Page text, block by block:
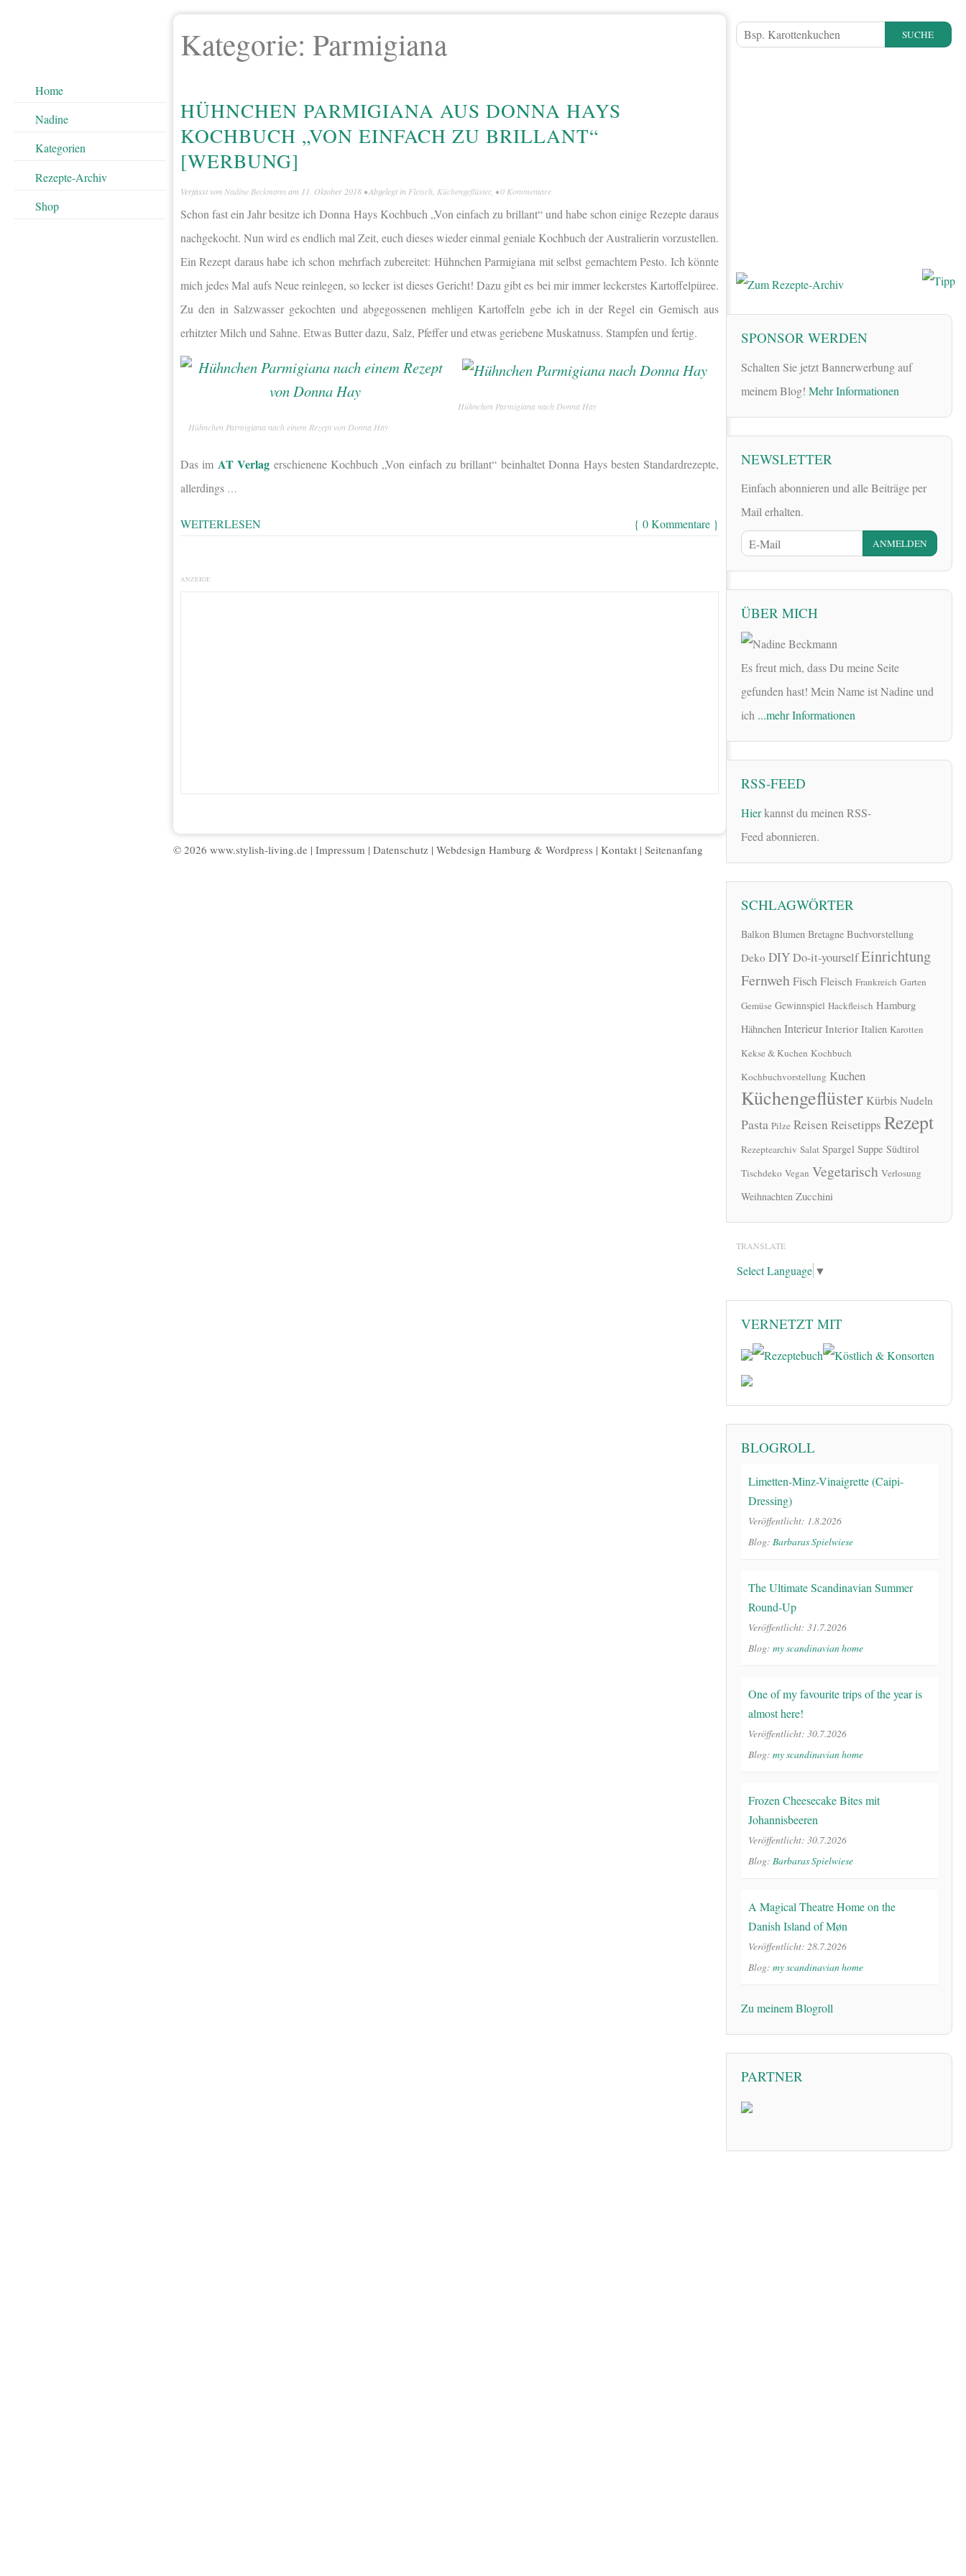
Home
Nadine
Kategorien
Rezepte-Archiv
Shop
Kategorie: Parmigiana
HÜHNCHEN PARMIGIANA AUS DONNA HAYS
KOCHBUCH „VON EINFACH ZU BRILLANT“
[WERBUNG]
Verfasst von Nadine Beckmann am 11. Oktober 2018 • Abgelegt in Fleisch, Küchengeflüster, •0 Kommentare
Schon fast ein Jahr besitze ich Donna Hays Kochbuch „Von einfach zu brillant“ und habe schon einige Rezepte daraus
nachgekocht. Nun wird es endlich mal Zeit, euch dieses wieder einmal geniale Kochbuch der Australierin vorzustellen.
Ein Rezept daraus habe ich schon mehrfach zubereitet: Hühnchen Parmigiana mit selbst gemachtem Pesto. Ich könnte
mich jedes Mal aufs Neue reinlegen, so lecker ist dieses Gericht! Dazu gibt es bei mir immer leckerstes Kartoffelpüree.
Zu den in Salzwasser gekochten und abgegossenen mehligen Kartoffeln gebe ich in der Regel ein Gemisch aus
erhitzter Milch und Sahne. Etwas Butter dazu, Salz, Pfeffer und etwas geriebene Muskatnuss. Stampfen und fertig.
Hühnchen Parmigiana nach einem Rezept von Donna Hay
Hühnchen Parmigiana nach Donna Hay
Das im AT Verlag erschienene Kochbuch „Von einfach zu brillant“ beinhaltet Donna Hays besten Standardrezepte,
allerdings …
WEITERLESEN { 0 Kommentare }
ANZEIGE
© 2026 www.stylish-living.de | Impressum | Datenschutz | Webdesign Hamburg & Wordpress | Kontakt | Seitenanfang
SUCHE
SPONSOR WERDEN
Schalten Sie jetzt Bannerwerbung auf
meinem Blog! Mehr Informationen
NEWSLETTER
Einfach abonnieren und alle Beiträge per
Mail erhalten.
ÜBER MICH
Es freut mich, dass Du meine Seite
gefunden hast! Mein Name ist Nadine und
ich ...mehr Informationen
RSS-FEED
Hierkannst du meinen RSS-
Feed abonnieren.
SCHLAGWÖRTER
Balkon Blumen Bretagne Buchvorstellung
Deko DIYDo-it-yourselfEinrichtung
FernwehFischFleisch Frankreich Garten
Gemüse Gewinnspiel Hackfleisch Hamburg
Hähnchen Interieur Interior Italien Karotten
Kekse & Kuchen Kochbuch
Kochbuchvorstellung Kuchen
Küchengeflüster KürbisNudeln
Pasta Pilze Reisen Reisetipps Rezept
Rezeptearchiv Salat Spargel Suppe Südtirol
Tischdeko Vegan Vegetarisch Verlosung
Weihnachten Zucchini
TRANSLATE
Select Language ▼
VERNETZT MIT
BLOGROLL
Limetten-Minz-Vinaigrette (Caipi-
Dressing)
Veröffentlicht: 1.8.2026
Blog: Barbaras Spielwiese
The Ultimate Scandinavian Summer
Round-Up
Veröffentlicht: 31.7.2026
Blog: my scandinavian home
One of my favourite trips of the year is
almost here!
Veröffentlicht: 30.7.2026
Blog: my scandinavian home
Frozen Cheesecake Bites mit
Johannisbeeren
Veröffentlicht: 30.7.2026
Blog: Barbaras Spielwiese
A Magical Theatre Home on the
Danish Island of Møn
Veröffentlicht: 28.7.2026
Blog: my scandinavian home
Zu meinem Blogroll
PARTNER